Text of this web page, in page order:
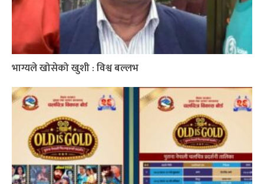
भाग्यले खोसेको खुशी : विश्व बल्लभ